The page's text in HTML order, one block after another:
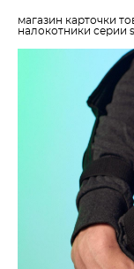
магазин карточки
налокотники серии